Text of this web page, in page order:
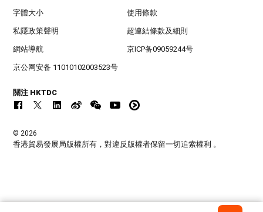
字體大小 使用條款
私隱政策聲明 超連結條款及細則
網站導航 京ICP备09059244号
京公网安备 11010102003523号
關注 HKTDC
© 2026
香港貿易發展局版權所有，對違反版權者保留一切追索權利 。